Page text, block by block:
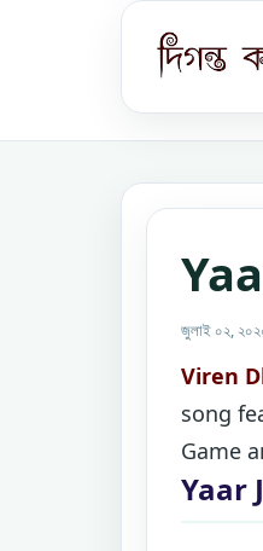
জুলাই ০২,
Viren
song
Game
Yaar